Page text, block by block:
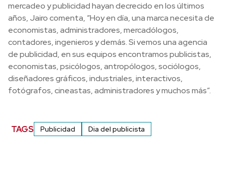
mercadeo y publicidad hayan decrecido en los últimos
años, Jairo comenta, “Hoy en día, una marca necesita de
economistas, administradores, mercadólogos,
contadores, ingenieros y demás. Si vemos una agencia
de publicidad, en sus equipos encontramos publicistas,
economistas, psicólogos, antropólogos, sociólogos,
diseñadores gráficos, industriales, interactivos,
fotógrafos, cineastas, administradores y muchos más”.
TAGS Publicidad Dia del publicista